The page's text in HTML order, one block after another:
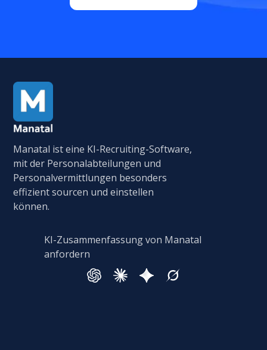
Manatal ist eine KI-Recruiting-Software,
mit der Personalabteilungen und
Personalvermittlungen besonders
effizient sourcen und einstellen
können.
KI-Zusammenfassung von Manatal
anfordern